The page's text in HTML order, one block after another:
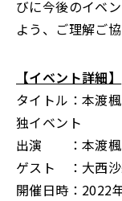
びに今後のイベ
よう、ご理解ご
【イベント詳細】
タイトル：本渡
独イベント
出演 ：本渡
ゲスト ：大西沙
開催日時：2022